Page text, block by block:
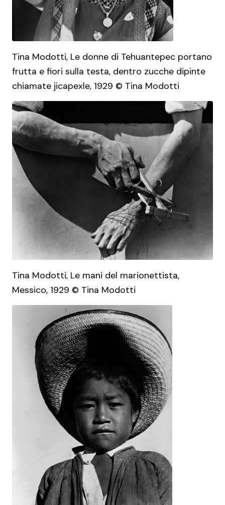
Tina Modotti, Le donne di Tehuantepec portano
frutta e fiori sulla testa, dentro zucche dipinte
chiamate jicapexle, 1929 © Tina Modotti
Tina Modotti, Le mani del marionettista,
Messico, 1929 © Tina Modotti